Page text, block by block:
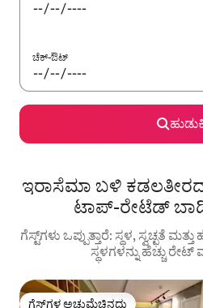
ಚೆಕ್-ಔಟ್
ಇರಾಸೆಮಾ ಬಳಿ
ಟಾಪ್-ರೇಟೆಡ್
ಗೆಸ್ಟ್‌ಗಳು ಒಪ್ಪುತ್ತಾರೆ: ಸ್ಥಳ, ಸ್ವಚ್ಛತೆ
ಸ್ಥಳಗಳನ್ನು ಹೆಚ್ಚು ರೇಟ್
ಗೆಸ್ಟ್‌ಗಳ ಅಚ್ಚುಮೆಚ್ಚಿನದು